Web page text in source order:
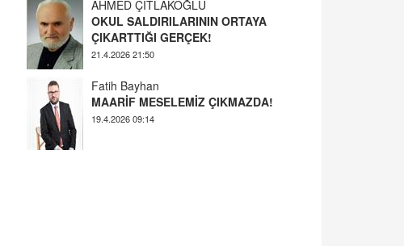
21.4.2026 21:50
Fatih Bayhan
MAARİF MESELEMİZ ÇIKMAZDA!
YUSUF YAVUZYILMAZ